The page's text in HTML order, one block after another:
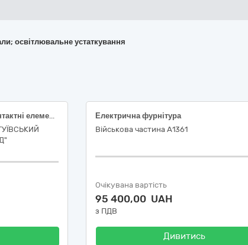
освітлювальне устаткування
31224000-2— З’єднувачі та контактні елементи
Електрична фурнітура
Військова частина А1361
Очікувана вартість
95 400,00 UAH
з ПДВ
Дивитись